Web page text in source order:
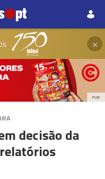
×
PUB
decisão da